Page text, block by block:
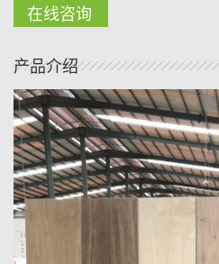
在线咨询
产品介绍